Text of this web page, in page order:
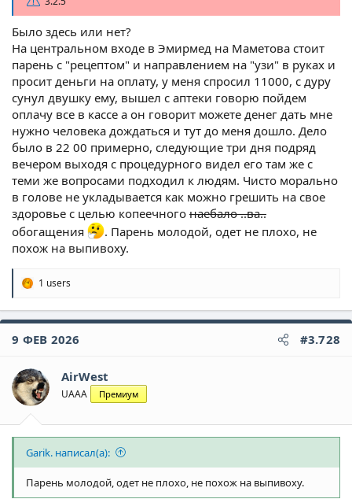
Было здесь или нет?
На центральном входе в Эмирмед на Маметова стоит
парень с "рецептом" и направлением на "узи" в руках и
просит деньги на оплату, у меня спросил 11000, с дуру
сунул двушку ему, вышел с аптеки говорю пойдем
оплачу все в кассе а он говорит можете денег дать мне
нужно человека дождаться и тут до меня дошло. Дело
было в 22 00 примерно, следующие три дня подряд
вечером выходя с процедурного видел его там же с
теми же вопросами подходил к людям. Чисто морально
в голове не укладывается как можно грешить на свое
здоровье с целью копеечного наебало ..ва..
обогащения
. Парень молодой, одет не плохо, не
похож на выпивоху.
Р
а
к
ц
:
1 users
9 ФЕВ 2026 #3.728
AirWest
UAAA Премиум
Garik. написал(а):
Парень молодой, одет не плохо, не похож на выпивоху.